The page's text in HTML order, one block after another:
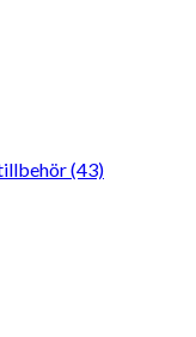
(43)